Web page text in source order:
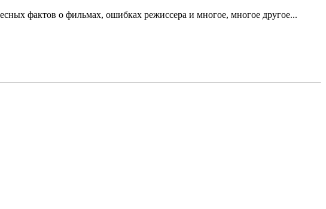
фактов о фильмах, ошибках режиссера и многое, многое другое...